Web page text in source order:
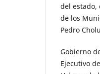
del estado,
de los
Pedro
Gobierno
Ejecutivo